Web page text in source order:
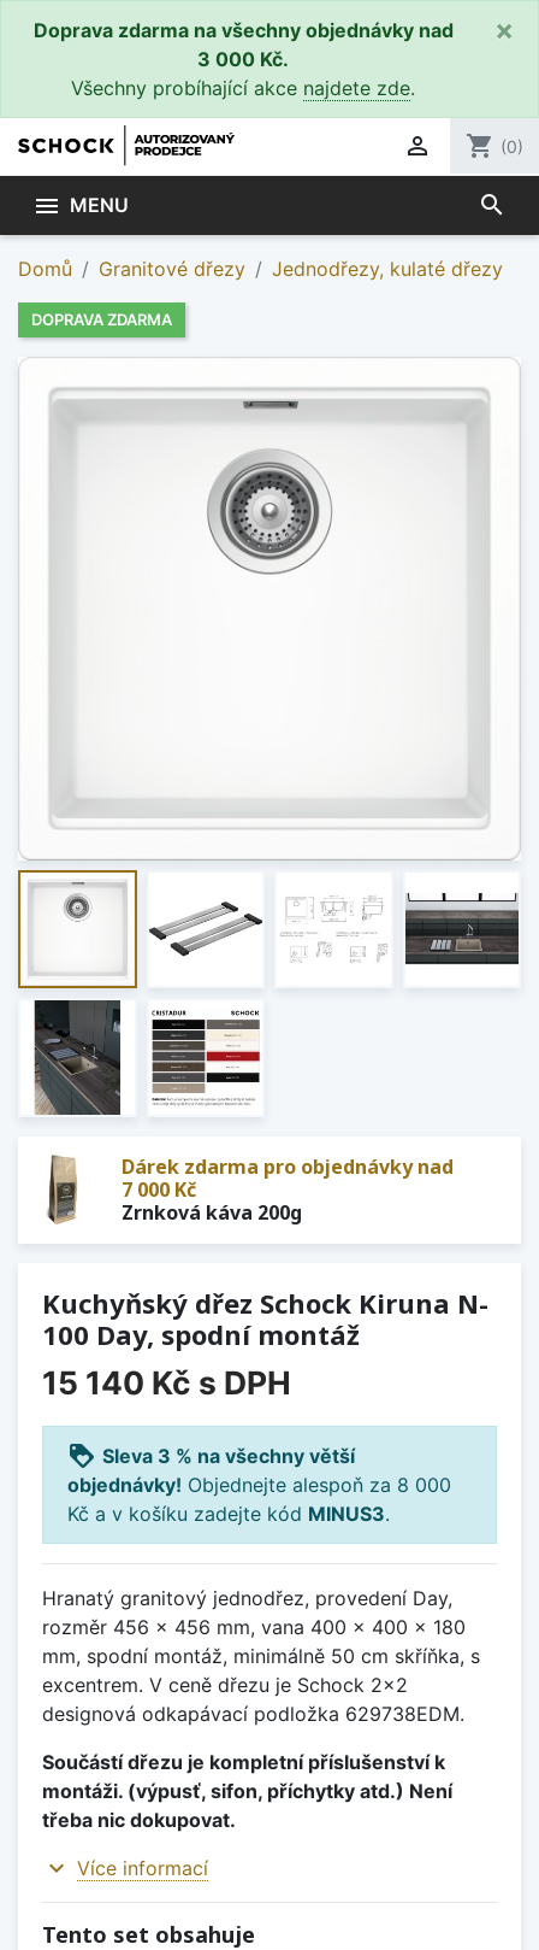
Doprava zdarma na všechny objednávky nad
3 000 Kč.
Všechny probíhající akce najdete zde.
×
 shopping_cart (0)
 MENU search
Domů Granitové dřezy Jednodřezy, kulaté dřezy
DOPRAVA ZDARMA
Dárek zdarma pro objednávky nad
7 000 Kč
Zrnková káva 200g
Kuchyňský dřez Schock Kiruna N-
100 Day, spodní montáž
15 140 Kč s DPH
loyalty Sleva 3 % na všechny větší
objednávky! Objednejte alespoň za 8 000
Kč a v košíku zadejte kód MINUS3.
Hranatý granitový jednodřez, provedení Day,
rozměr 456 x 456 mm, vana 400 x 400 x 180
mm, spodní montáž, minimálně 50 cm skříňka, s
excentrem. V ceně dřezu je Schock 2x2
designová odkapávací podložka 629738EDM.
Součástí dřezu je kompletní příslušenství k
montáži. (výpusť, sifon, příchytky atd.) Není
třeba nic dokupovat.
expand_more Více informací
Tento set obsahuje